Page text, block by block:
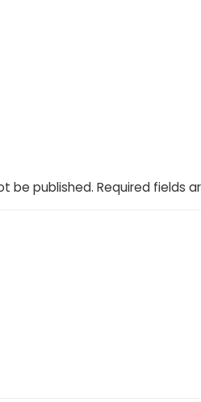
be published. Required fields